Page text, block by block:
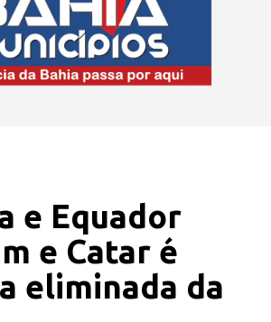
e Equador
e Catar é
eliminada da